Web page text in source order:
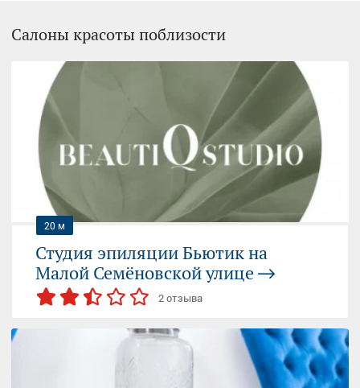
Салоны красоты поблизости
20 м
Студия эпиляции Бьютик на
Малой Семёновской улице
2 отзыва